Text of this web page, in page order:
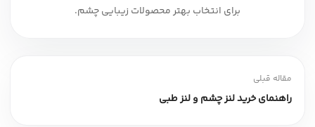
برای انتخاب بهتر محصولات زیبایی چشم.
مقاله قبلی
راهنمای خرید لنز چشم و لنز طبی